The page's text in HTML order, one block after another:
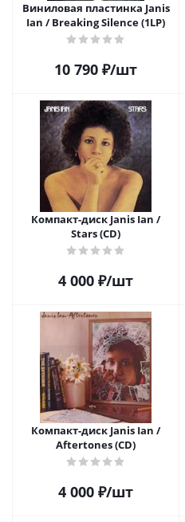
Виниловая пластинка Janis
Ian / Breaking Silence (1LP)
10 790 ₽/шт
Компакт-диск Janis Ian /
Stars (CD)
4 000 ₽/шт
Компакт-диск Janis Ian /
Aftertones (CD)
4 000 ₽/шт